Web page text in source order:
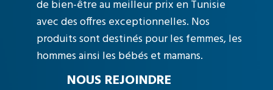
de bien-être au meilleur prix en Tunisie
avec des offres exceptionnelles. Nos
produits sont destinés pour les femmes, les
hommes ainsi les bébés et mamans.
NOUS REJOINDRE